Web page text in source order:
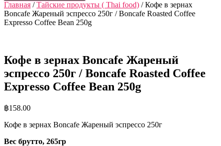
Главная /Тайские продукты ( Thai food) / Кофе в зернах
Boncafe Жареный эспрессо 250г / Boncafe Roasted Coffee
Expresso Coffee Bean 250g
Кофе в зернах Boncafe Жареный
эспрессо 250г / Boncafe Roasted Coffee
Expresso Coffee Bean 250g
฿158.00
Кофе в зернах Boncafe Жареный эспрессо 250г
Вес брутто, 265гр